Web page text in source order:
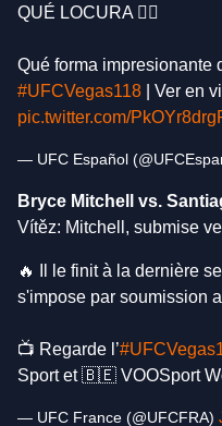
QUÉ LOCURA 😮‍💨
Qué forma impresionante
#UFCVegas118 | Ver en
pic.twitter.com/
— UFC Español
Bryce Mitchell vs.
Vítěz: Mitchell, submise
🔥 Il le finit à la dernière
s'impose par soumission
📺 Regarde l’
Sport et 🇧🇪 VOOSport
— UFC France (@UFCFRA)